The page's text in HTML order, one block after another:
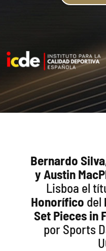
Bernardo
y Austin
Lisboa el
Honorífico del
Set Pieces in
por Sports